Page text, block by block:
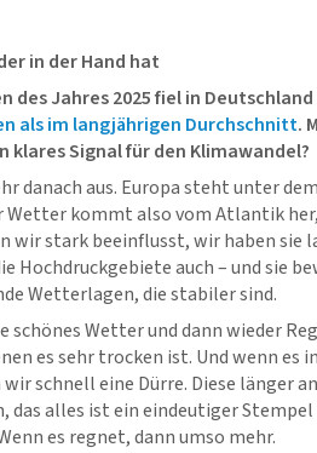
in der Hand hat
des Jahres 2025 fiel in
als im langjährigen Durchschnitt.
klares Signal für den Klimawandel?
danach aus. Europa steht unter
kommt also vom Atlantik
wir stark beeinflusst, wir haben sie
Hochdruckgebiete auch – und sie
Wetterlagen, die stabiler sind.
schönes Wetter und dann wieder
es sehr trocken ist. Und wenn es
schnell eine Dürre. Diese länger
das alles ist ein eindeutiger
es regnet, dann umso mehr.